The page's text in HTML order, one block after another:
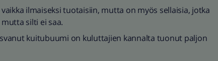
ilmaiseksi tuotaisiin, mutta on myös sellaisia, jotka
silti ei saa.
kuitubuumi on kuluttajien kannalta tuonut paljon